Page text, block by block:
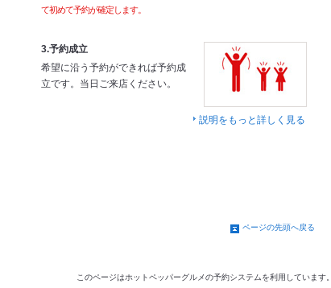
て初めて予約が確定します。
3.予約成立
希望に沿う予約ができれば予約成
立です。当日ご来店ください。
説明をもっと詳しく見る
ページの先頭へ戻る
このページはホットペッパーグルメの予約システムを利用しています。